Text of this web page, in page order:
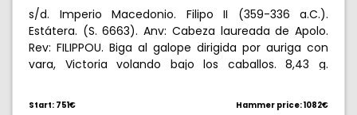
s/d. Imperio Macedonio. Filipo II (359-336 a.C.).
Estátera. (S. 6663). Anv: Cabeza laureada de Apolo.
Rev: FILIPPOU. Biga al galope dirigida por auriga con
vara, Victoria volando bajo los caballos. 8,43 g.
Start: 751€ Hammer price: 1082€